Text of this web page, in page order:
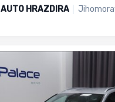
AUTO HRAZDIRA